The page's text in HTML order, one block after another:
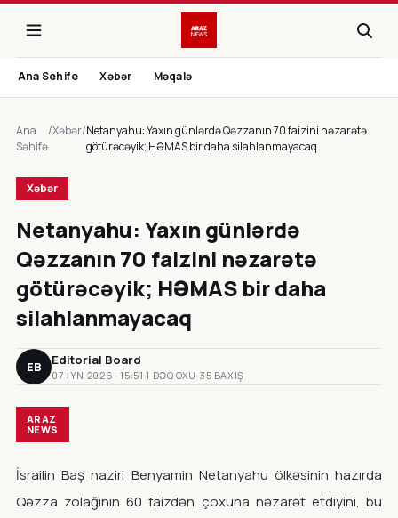
Ana Sehife Xəbər Məqalə
Ana
Səhifə
/Xəbər/Netanyahu: Yaxın günlərdə Qəzzanın 70 faizini nəzarətə
götürəcəyik; HƏMAS bir daha silahlanmayacaq
Xəbər
Netanyahu: Yaxın günlərdə
Qəzzanın 70 faizini nəzarətə
götürəcəyik; HƏMAS bir daha
silahlanmayacaq
EB Editorial Board
07 IYN 2026 · 15:51 ·1 DƏQ OXU ·35 BAXIŞ
ARAZ
NEWS
İsrailin Baş naziri Benyamin Netanyahu ölkəsinin hazırda
Qəzza zolağının 60 faizdən çoxuna nəzarət etdiyini, bu